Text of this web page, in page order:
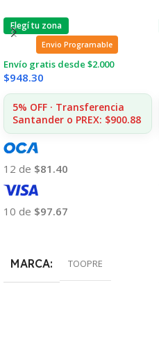
Elegí tu zona
Envio Programable
Envío gratis desde $2.000
$948.30
5% OFF · Transferencia
Santander o PREX: $900.88
12 de $81.40
10 de $97.67
MARCA TOOPRE